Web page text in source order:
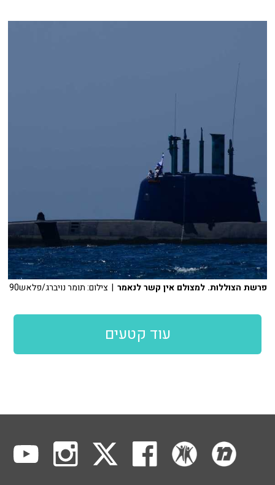
פרשת הצוללות. למצולם אין קשר לנאמר | צילום: תומר נויברג/פלאש90
עוד קטעים